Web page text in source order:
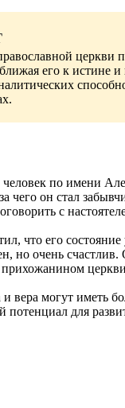
церкви
его к истине
по имени
чего он стал
с
что его
но очень
и вера могут
потенциал для